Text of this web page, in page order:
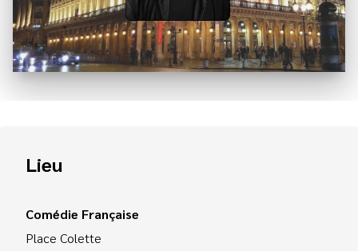
Lieu
Comédie Française
Place Colette